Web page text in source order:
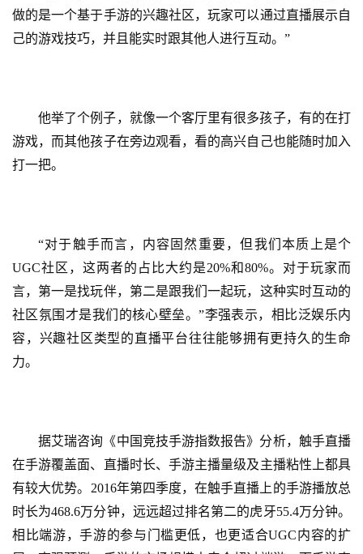
页
游
戏
业
界
戏
单
机
游
做的是一个基于手游的兴趣社区，玩家可以通过直播展示自
己的游戏技巧，并且能实时跟其他人进行互动。”
他举了个例子，就像一个客厅里有很多孩子，有的在打
游戏，而其他孩子在旁边观看，看的高兴自己也能随时加入
打一把。
“对于触手而言，内容固然重要，但我们本质上是个
UGC社区，这两者的占比大约是20%和80%。对于玩家而
言，第一是找玩伴，第二是跟我们一起玩，这种实时互动的
社区氛围才是我们的核心壁垒。”李强表示，相比泛娱乐内
容，兴趣社区类型的直播平台往往能够拥有更持久的生命
力。
据艾瑞咨询《中国竞技手游指数报告》分析，触手直播
在手游覆盖面、直播时长、手游主播量级及主播粘性上都具
有较大优势。 2016年第四季度，在触手直播上的手游播放总
时长为468.6万分钟，远远超过排名第二的虎牙55.4万分钟。
相比端游，手游的参与门槛更低，也更适合UGC内容的扩